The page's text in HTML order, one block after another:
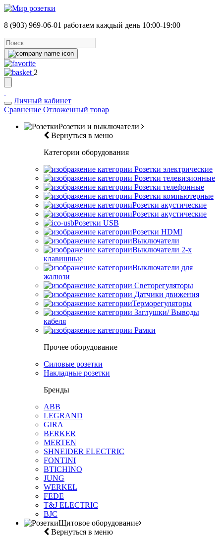
8 (903) 969-06-01 работаем каждый день 10:00-19:00
2
Личный кабинет
Сравнение Отложенный товар
Розетки и выключатели
Вернуться в меню
Категории оборудования
Розетки электрические
Розетки телевизионные
Розетки телефонные
Розетки компьютерные
Розетки акустические
Розетки акустические
Розетки USB
Розетки HDMI
Выключатели
Выключатели 2-х
клавишные
Выключатели для
жалюзи
Светорегуляторы
Датчики движения
Терморегуляторы
Заглушки/ Выводы
кабеля
Рамки
Прочее оборудование
Силовые розетки
Накладные розетки
Бренды
ABB
LEGRAND
GIRA
BERKER
MERTEN
SHNEIDER ELECTRIC
FONTINI
BTICHINO
JUNG
WERKEL
FEDE
T&J ELECTRIC
BJC
Щитовое оборудование
Вернуться в меню